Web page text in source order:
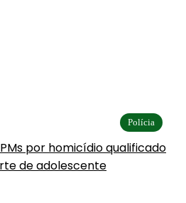
Polícia
por homicídio qualificado
de adolescente